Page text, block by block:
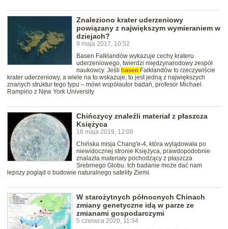
Znaleziono krater uderzeniowy
powiązany z największym wymieraniem w
dziejach?
9 maja 2017, 10:52
Basen Falklandów wykazuje cechy krateru
uderzeniowego, twierdzi międzynarodowy zespół
naukowcy. Jeśli basen Falklandów to rzeczywiście
krater uderzeniowy, a wiele na to wskazuje, to jest jedną z największych
znanych struktur tego typu – mówi współautor badań, profesor Michael
Rampino z New York University
Chińczycy znaleźli materiał z płaszcza
Księżyca
16 maja 2019, 12:08
Chińska misja Chang'e-4, która wylądowała po
niewidocznej stronie Księżyca, prawdopodobnie
znalazła materiały pochodzący z płaszcza
Srebrnego Globu. Ich badanie może dać nam
lepszy pogląd o budowie naturalnego satelity Ziemi.
W starożytnych północnych Chinach
zmiany genetyczne idą w parze ze
zmianami gospodarczymi
5 czerwca 2020, 11:34